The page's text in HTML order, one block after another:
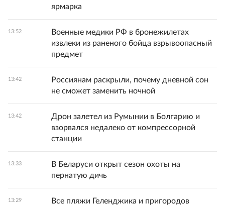
ярмарка
13:52
Военные медики РФ в бронежилетах
извлеки из раненого бойца взрывоопасный
предмет
13:42
Россиянам раскрыли, почему дневной сон
не сможет заменить ночной
13:42
Дрон залетел из Румынии в Болгарию и
взорвался недалеко от компрессорной
станции
13:33
В Беларуси открыт сезон охоты на
пернатую дичь
13:29 Все пляжи Геленджика и пригородов